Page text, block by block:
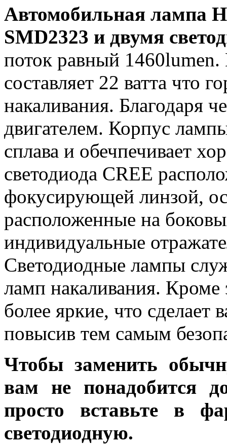
Автомобильная лампа
SMD2323 и двумя
поток равный
составляет 22 ватта что
накаливания. Благодаря
двигателем. Корпус
сплава и обечпечивает
светодиода CREE
фокусирующей линзой,
расположенные на
индивидуальные
Светодиодные лампы
ламп накаливания.
более яркие, что сделает
повысив тем самым
Чтобы заменить
вам не понадобится
просто вставьте в
светодиодную.